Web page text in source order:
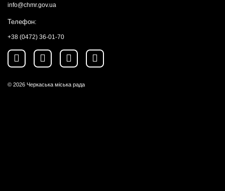
info@chmr.gov.ua
Телефон:
+38 (0472) 36-01-70
© 2026 Черкаська міська рада